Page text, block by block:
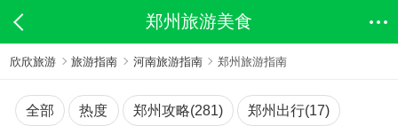
郑州旅游美食
欣欣旅游 旅游指南 河南旅游指南 郑州旅游指南
全部 热度 郑州攻略(281) 郑州出行(17)